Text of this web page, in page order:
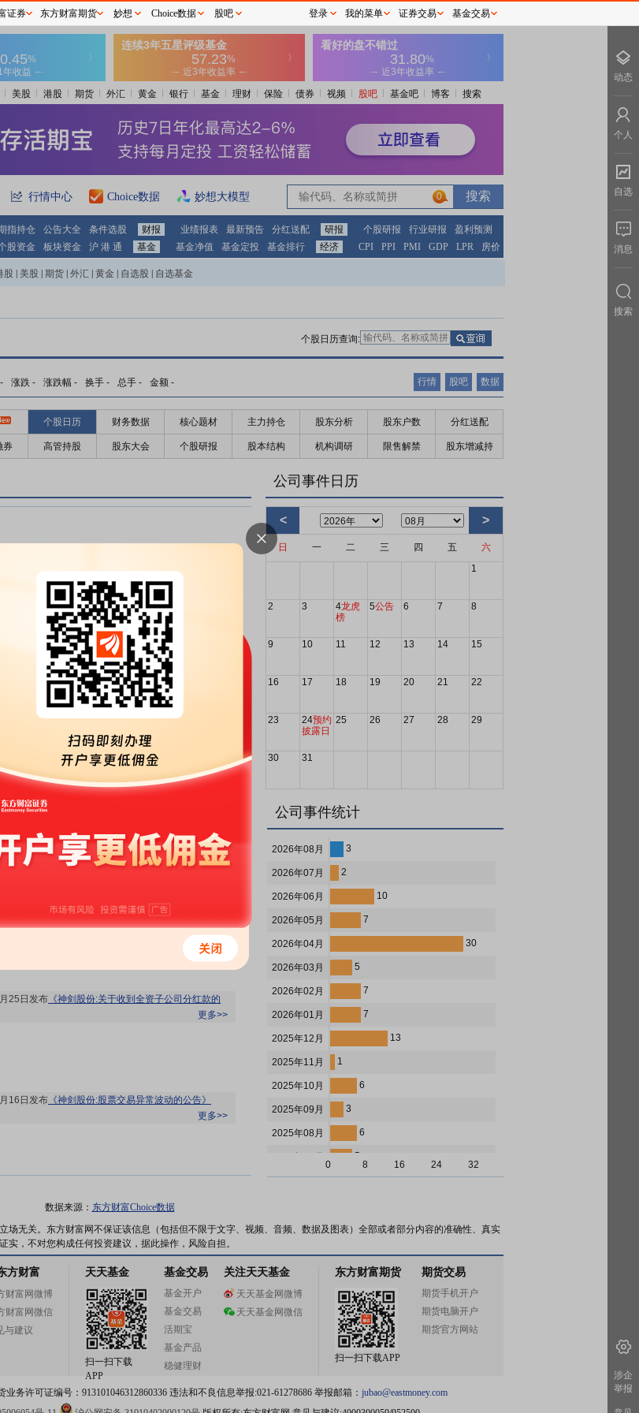
美股 港股 期货 外汇 黄金 银行 基金 理财 保险 债券 视频 股吧 基金吧 博客 搜索
行情中心 Choice数据 妙想大模型 0
指持仓 公告大全 条件选股 财报 业绩报表 最新预告 分红送配 研报 个股研报 行业研报
盈利预测
股资金 板块资金 沪 港 通 基金 基金净值 基金定投 基金排行 经济 CPI PPI PMI GDP LPR 房价
股 美股 期货 外汇 黄金 自选股 自选基金
个股日历查询:
- 涨跌 - 涨跌幅 - 换手 - 总手 - 金额 - 行情 股吧 数据
个股日历 财务数据 核心题材 主力持仓 股东分析 股东户数 分红送配
券 高管持股 股东大会 个股研报 股本结构 机构调研 限售解禁 股东增减持
年半年报预约2026年08月24日披露
05日发布《神剑股份:股票交易异常波动的公告》
月04日因“连续三个交易日内，涨幅偏离值累计达到
虎榜信息
～-197.47%
15日发布
《神剑股份:公司2026年半年度业绩预告》
更多>>
25日发布 《神剑股份:关于收到全资子公司分红款的
更多>>
16日发布 《神剑股份:股票交易异常波动的公告》
更多>>
月15日因“连续三个交易日内，跌幅偏离值累计达到
月12日因“日跌幅偏离值达到7%的前5只证券”披露龙
更多>>
月11日因“日换手率达到20%的前5只证券”披露龙虎
公司事件日历
< >
日 一 二 三 四 五
六
1
2 3 4龙虎
榜
5公告 6 7 8
9 10 11 12 13 14 15
16 17 18 19 20 21 22
23 24预约
披露日
25 26 27 28 29
30 31
公司事件统计
2026年08月 3
2026年07月 2
2026年06月 10
2026年05月 7
2026年04月 30
2026年03月 5
2026年02月 7
2026年01月 7
2025年12月 13
2025年11月 1
2025年10月 6
2025年09月 3
2025年08月 6
5
2025年06月 4
2025年04月 14
2025年02月 4
2025年01月 12
7
5
2024年09月 5
0 8 16 24 32
数据来源： 东方财富Choice数据
场无关。东方财富网不保证该信息（包括但不限于文字、视频、音频、数据及图表）全部或者部分内容的准确性、真实
，不对您构成任何投资建议，据此操作，风险自担。
方财富
财富网微博
财富网微信
与建议
天天基金
扫一扫下载
APP
基金交易
基金开户
基金交易
活期宝
基金产品
稳健理财
关注天天基金
天天基金网微博
天天基金网微信
东方财富期货
扫一扫下载APP
期货交易
期货手机开户
期货电脑开户
期货官方网站
务许可证编号：913101046312860336 违法和不良信息举报:021-61278686 举报邮箱： jubao@eastmoney.com
证券 东方财富期货 妙想 Choice数据 股吧 登录 我的菜单 证券交易 基金交易
动态
个人
自选
消息
搜索
涉企
举报